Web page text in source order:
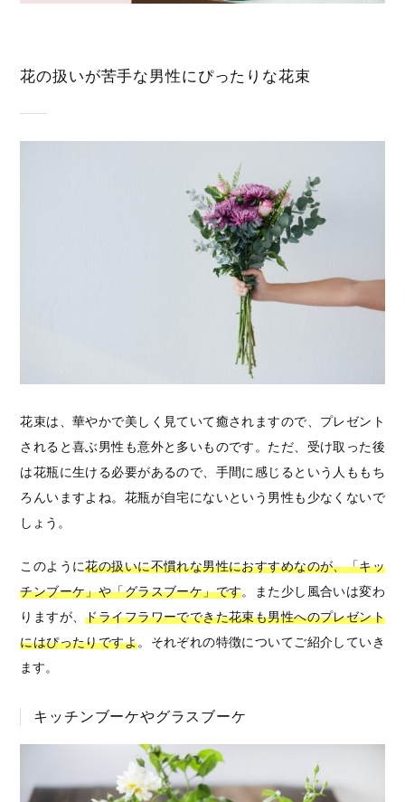
花の扱いが苦手な男性にぴったりな花束
花束は、華やかで美しく見ていて癒されますので、プレゼント
されると喜ぶ男性も意外と多いものです。ただ、受け取った後
は花瓶に生ける必要があるので、手間に感じるという人ももち
ろんいますよね。花瓶が自宅にないという男性も少なくないで
しょう。
このように花の扱いに不慣れな男性におすすめなのが、「キッ
チンブーケ」や「グラスブーケ」です。また少し風合いは変わ
りますが、ドライフラワーでできた花束も男性へのプレゼント
にはぴったりですよ。それぞれの特徴についてご紹介していき
ます。
キッチンブーケやグラスブーケ